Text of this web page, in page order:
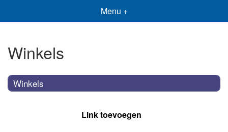
Menu +
Winkels
Winkels
Link toevoegen